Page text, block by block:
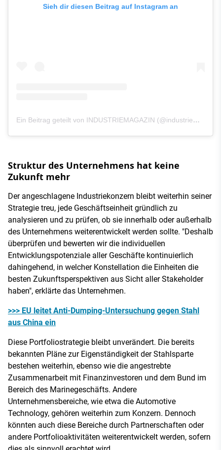
Sieh dir diesen Beitrag auf Instagram an
Ein Beitrag geteilt von INDUSTRIEMAGAZIN (@industriemagazin.at)
Struktur des Unternehmens hat keine
Zukunft mehr
Der angeschlagene Industriekonzern bleibt weiterhin seiner
Strategie treu, jede Geschäftseinheit gründlich zu
analysieren und zu prüfen, ob sie innerhalb oder außerhalb
des Unternehmens weiterentwickelt werden sollte. "Deshalb
überprüfen und bewerten wir die individuellen
Entwicklungspotenziale aller Geschäfte kontinuierlich
dahingehend, in welcher Konstellation die Einheiten die
besten Zukunftsperspektiven aus Sicht aller Stakeholder
haben", erklärte das Unternehmen.
>>> EU leitet Anti-Dumping-Untersuchung gegen Stahl
aus China ein
Diese Portfoliostrategie bleibt unverändert. Die bereits
bekannten Pläne zur Eigenständigkeit der Stahlsparte
bestehen weiterhin, ebenso wie die angestrebte
Zusammenarbeit mit Finanzinvestoren und dem Bund im
Bereich des Marinegeschäfts. Andere
Unternehmensbereiche, wie etwa die Automotive
Technology, gehören weiterhin zum Konzern. Dennoch
könnten auch diese Bereiche durch Partnerschaften oder
andere Portfolioaktivitäten weiterentwickelt werden, sofern